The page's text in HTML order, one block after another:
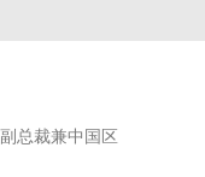
总裁兼中国区